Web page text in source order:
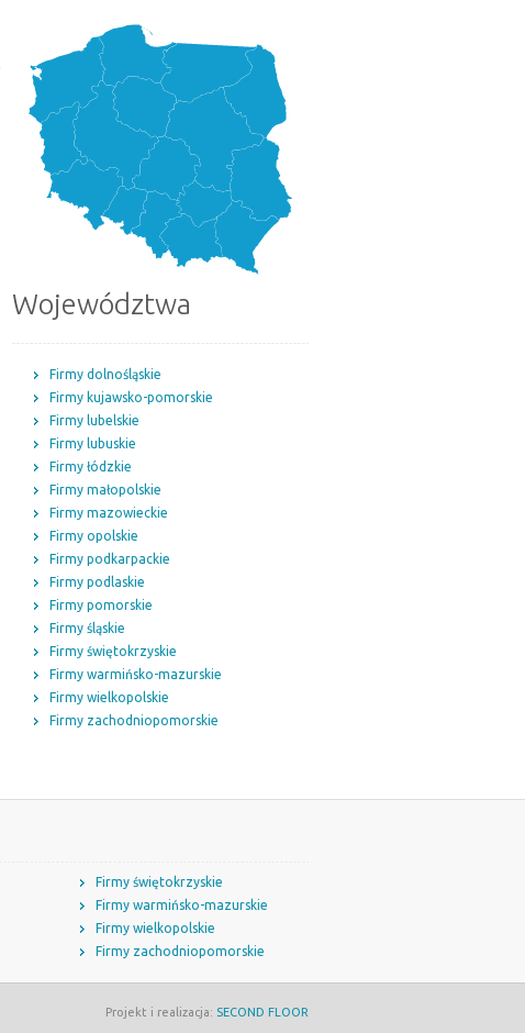
Województwa
Firmy dolnośląskie
Firmy kujawsko-pomorskie
Firmy lubelskie
Firmy lubuskie
Firmy łódzkie
Firmy małopolskie
Firmy mazowieckie
Firmy opolskie
Firmy podkarpackie
Firmy podlaskie
Firmy pomorskie
Firmy śląskie
Firmy świętokrzyskie
Firmy warmińsko-mazurskie
Firmy wielkopolskie
Firmy zachodniopomorskie
Firmy świętokrzyskie
Firmy warmińsko-mazurskie
Firmy wielkopolskie
Firmy zachodniopomorskie
Projekt i realizacja: SECOND FLOOR